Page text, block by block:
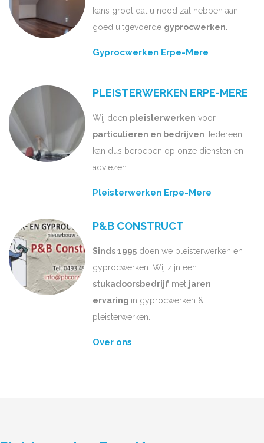
kans groot dat u nood zal hebben aan
goed uitgevoerde gyprocwerken.
Gyprocwerken Erpe-Mere
PLEISTERWERKEN ERPE-MERE
Wij doen pleisterwerken voor
particulieren en bedrijven. Iedereen
kan dus beroepen op onze diensten en
adviezen.
Pleisterwerken Erpe-Mere
P&B CONSTRUCT
Sinds 1995 doen we pleisterwerken en
gyprocwerken. Wij zijn een
stukadoorsbedrijf met jaren
ervaring in gyprocwerken &
pleisterwerken.
Over ons